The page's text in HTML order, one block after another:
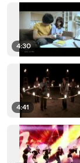
4:30
4:41